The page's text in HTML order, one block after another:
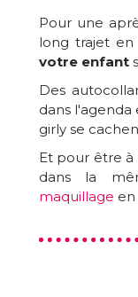
Pour une
long trajet en
votre enfant
Des
dans l'agenda
girly se
Et pour être
dans la
maquillage en